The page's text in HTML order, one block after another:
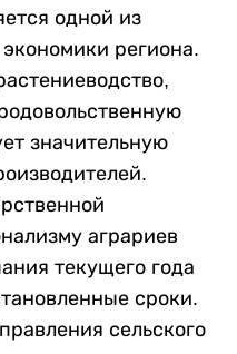
одной из
региона.
значительную
аграриев
текущего года
сроки.
сельского